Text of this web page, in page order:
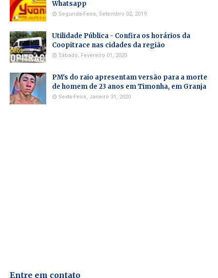
Whatsapp
Segunda-Feira, Setembro 02, 2019
Utilidade Pública - Confira os horários da
Coopitrace nas cidades da região
Sábado, Fevereiro 01, 2020
PM's do raio apresentam versão para a morte
de homem de 23 anos em Timonha, em Granja
Sexta-Feira, Janeiro 31, 2020
Entre em contato